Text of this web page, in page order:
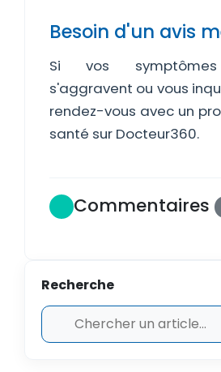
Besoin d'un avis
Si vos symptômes
s'aggravent ou vous
rendez-vous avec un
santé sur Docteur360.
Commentaires
Recherche